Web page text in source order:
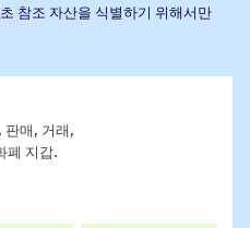
참조 자산을 식별하기 위해서만
판매, 거래,
폐 지갑.